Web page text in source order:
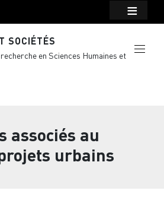
SOCIÉTÉS
en Sciences Humaines et
associés au
urbains